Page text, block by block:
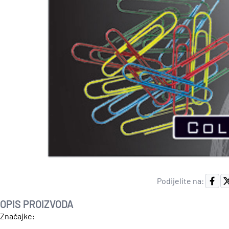
Podijelite na:
OPIS PROIZVODA
Značajke: